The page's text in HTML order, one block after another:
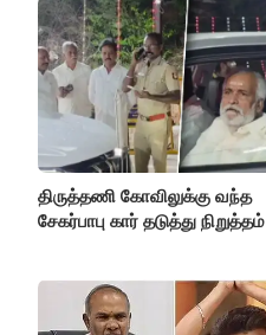
திருத்தணி கோவிலுக்கு வந்த
சேகர்பாபு கார் தடுத்து நிறுத்தம்